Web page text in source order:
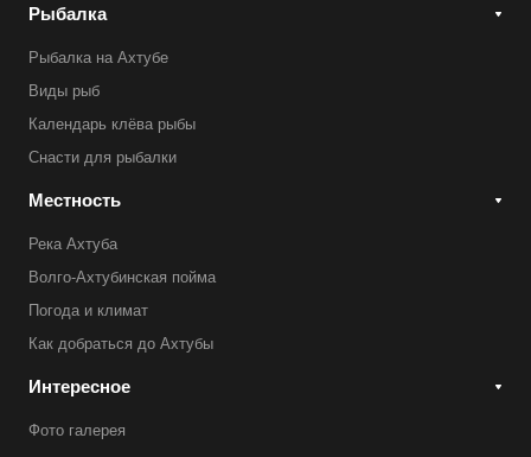
Рыбалка
Рыбалка на Ахтубе
Виды рыб
Календарь клёва рыбы
Снасти для рыбалки
Местность
Река Ахтуба
Волго-Ахтубинская пойма
Погода и климат
Как добраться до Ахтубы
Интересное
Фото галерея